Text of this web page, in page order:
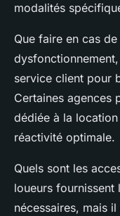
modalités
Que faire en cas
service client pour
Certaines agences
dédiée à la
réactivité optimale.
Quels sont les
loueurs fournissent
nécessaires, mais